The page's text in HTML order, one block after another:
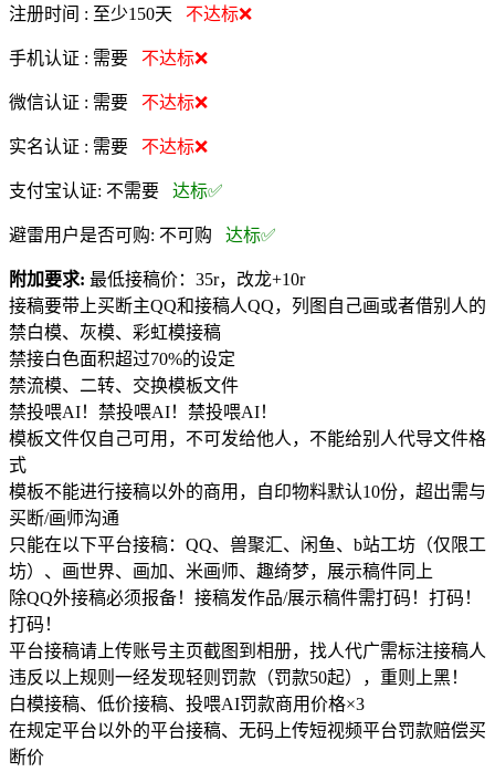
注册时间 : 至少150天 不达标❌
手机认证 : 需要 不达标❌
微信认证 : 需要 不达标❌
实名认证 : 需要 不达标❌
支付宝认证: 不需要 达标✅
避雷用户是否可购: 不可购 达标✅
附加要求: 最低接稿价：35r，改龙+10r
接稿要带上买断主QQ和接稿人QQ，列图自己画或者借别人的
禁白模、灰模、彩虹模接稿
禁接白色面积超过70%的设定
禁流模、二转、交换模板文件
禁投喂AI！禁投喂AI！禁投喂AI！
模板文件仅自己可用，不可发给他人，不能给别人代导文件格
式
模板不能进行接稿以外的商用，自印物料默认10份，超出需与
买断/画师沟通
只能在以下平台接稿：QQ、兽聚汇、闲鱼、b站工坊（仅限工
坊）、画世界、画加、米画师、趣绮梦，展示稿件同上
除QQ外接稿必须报备！接稿发作品/展示稿件需打码！打码！
打码！
平台接稿请上传账号主页截图到相册，找人代广需标注接稿人
违反以上规则一经发现轻则罚款（罚款50起），重则上黑！
白模接稿、低价接稿、投喂AI罚款商用价格×3
在规定平台以外的平台接稿、无码上传短视频平台罚款赔偿买
断价